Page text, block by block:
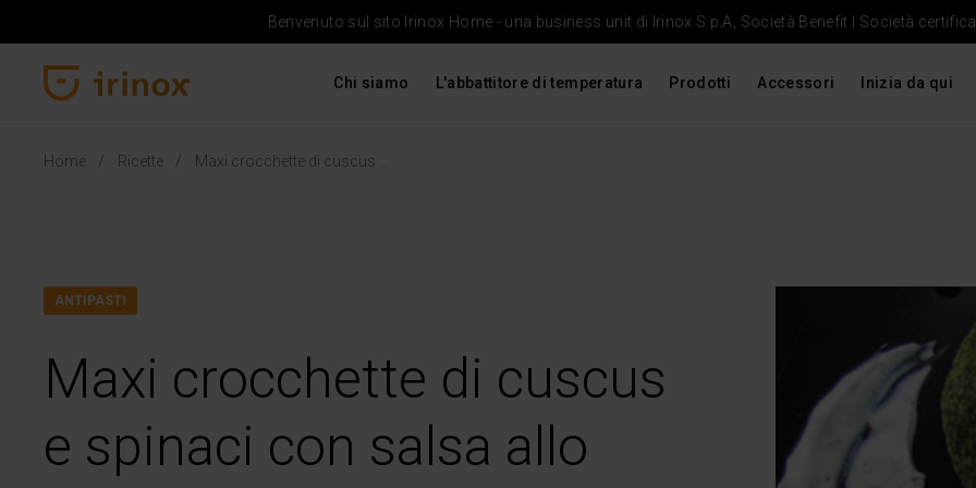
Benvenuto sul sito Irinox Home - una business unit di Irinox S.p.A, Società Benefit | Società
Chi siamo L'abbattitore di temperatura Prodotti Accessori Inizia da qui
Home Ricette
ANTIPASTI
Maxi crocchette di cuscus
e spinaci con salsa allo